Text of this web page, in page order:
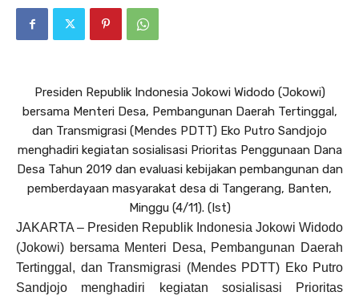
Presiden Republik Indonesia Jokowi Widodo (Jokowi)
bersama Menteri Desa, Pembangunan Daerah Tertinggal,
dan Transmigrasi (Mendes PDTT) Eko Putro Sandjojo
menghadiri kegiatan sosialisasi Prioritas Penggunaan Dana
Desa Tahun 2019 dan evaluasi kebijakan pembangunan dan
pemberdayaan masyarakat desa di Tangerang, Banten,
Minggu (4/11). (Ist)
JAKARTA – Presiden Republik Indonesia Jokowi Widodo
(Jokowi) bersama Menteri Desa, Pembangunan Daerah
Tertinggal, dan Transmigrasi (Mendes PDTT) Eko Putro
Sandjojo menghadiri kegiatan sosialisasi Prioritas